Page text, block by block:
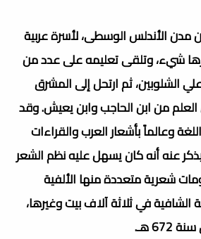
مدن الأندلس الوسطى، لأسرة عربية
شيء، وتلقى تعليمه على عدد من
الشلوبين، ثم ارتحل إلى المشرق
من ابن الحاجب وابن يعيش. وقد
وعالماً بأشعار العرب والقراءات
عنه أنه كان يسهل عليه نظم الشعر
شعرية متعددة منها الألفية
الشافية في ثلاثة آلاف بيت وغيرها،
هـ.